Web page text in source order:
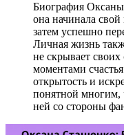
Биография
она начинала свой
затем успешно
Личная жизнь
не скрывает
моментами
открытость и
понятной многим,
ней со стороны